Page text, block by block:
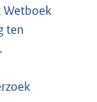
Wetboek
ten